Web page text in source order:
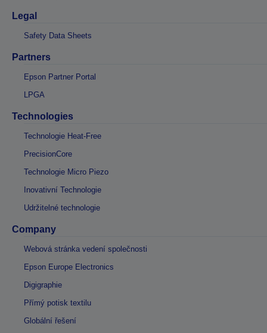
Legal
Safety Data Sheets
Partners
Epson Partner Portal
LPGA
Technologies
Technologie Heat-Free
PrecisionCore
Technologie Micro Piezo
Inovativní Technologie
Udržitelné technologie
Company
Webová stránka vedení společnosti
Epson Europe Electronics
Digigraphie
Přímý potisk textilu
Globální řešení